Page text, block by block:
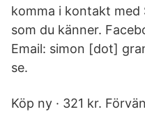
komma i kontakt med
som du känner.
Email: simon [dot]
se.
Köp ny · 321 kr.